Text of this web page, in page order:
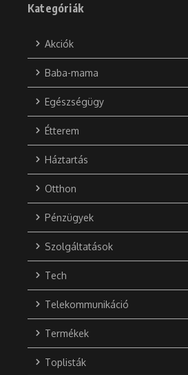
Kategóriák
Akciók
Baba-mama
Egészségügy
Étterem
Háztartás
Otthon
Pénzügyek
Szolgáltatások
Tech
Telekommunikáció
Termékek
Toplisták